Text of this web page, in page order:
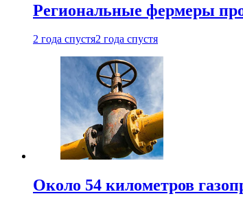
Региональные фермеры
2 года спустя2 года спустя
Около 54 километров